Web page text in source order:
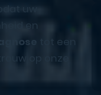
uw
en
tot een
op onze